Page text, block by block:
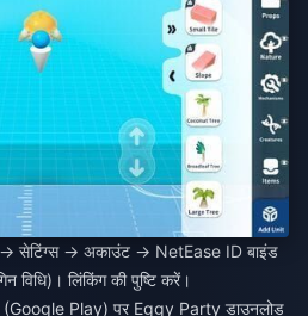
सेटिंग्स → अकाउंट → NetEase ID बाइंड
विधि)। लिंकिंग की पुष्टि करें।
Play) पर Eggy Party डाउनलोड